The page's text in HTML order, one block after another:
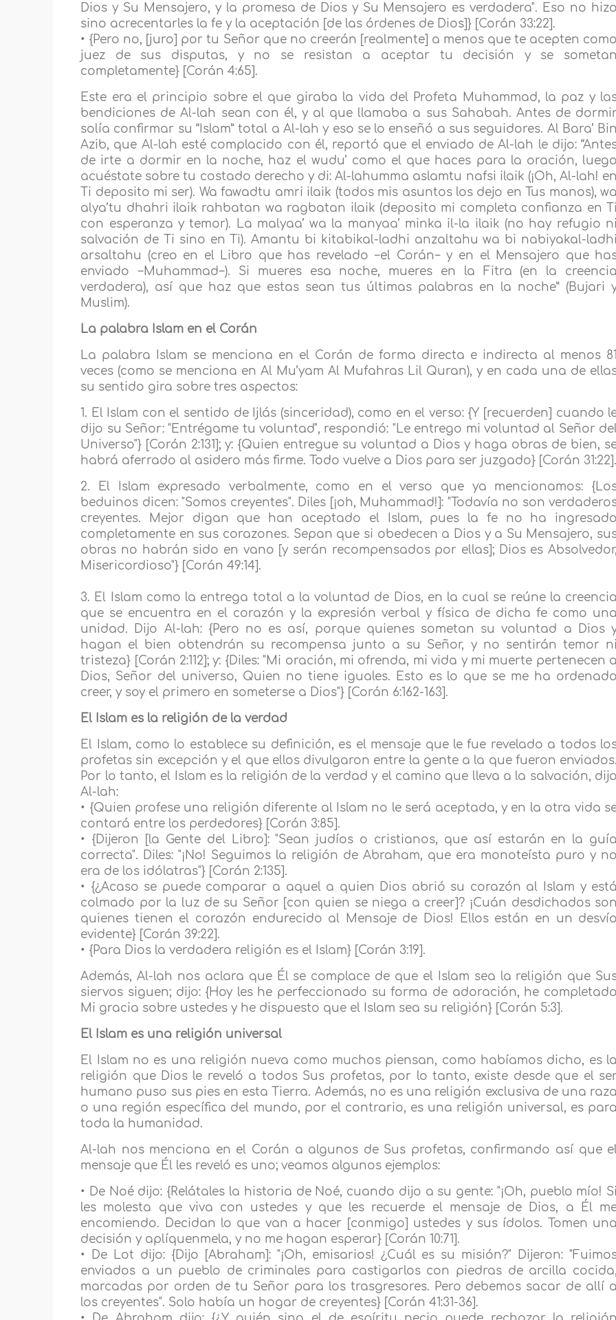
Dios y Su Mensajero, y la promesa de Dios y Su Mensajero es verdadera". Eso no hizo
sino acrecentarles la fe y la aceptación [de las órdenes de Dios]} [Corán 33:22].
• {Pero no, [juro] por tu Señor que no creerán [realmente] a menos que te acepten como
juez de sus disputas, y no se resistan a aceptar tu decisión y se sometan
completamente} [Corán 4:65].
Este era el principio sobre el que giraba la vida del Profeta Muhammad, la paz y
bendiciones de Al-lah sean con él, y al que llamaba a sus Sahabah. Antes de dormir
solía confirmar su “Islam” total a Al-lah y eso se lo enseñó a sus seguidores. Al Bara’ Bin
Azib, que Al-lah esté complacido con él, reportó que el enviado de Al-lah le dijo:
de irte a dormir en la noche, haz el wudu’ como el que haces para la oración, luego
acuéstate sobre tu costado derecho y di: Al-lahumma aslamtu nafsi ilaik (¡Oh, Al-lah! en
Ti deposito mi ser). Wa fawadtu amri ilaik (todos mis asuntos los dejo en Tus manos), wa
alya’tu dhahri ilaik rahbatan wa ragbatan ilaik (deposito mi completa confianza en Ti
con esperanza y temor). La malyaa’ wa la manyaa’ minka il-la ilaik (no hay refugio ni
salvación de Ti sino en Ti). Amantu bi kitabikal-ladhi anzaltahu wa bi nabiyakal-ladhi
arsaltahu (creo en el Libro que has revelado −el Corán− y en el Mensajero que
enviado −Muhammad−). Si mueres esa noche, mueres en la Fitra (en la creencia
verdadera), así que haz que estas sean tus últimas palabras en la noche” (Bujari
Muslim).
La palabra Islam en el Corán
La palabra Islam se menciona en el Corán de forma directa e indirecta al menos 81
veces (como se menciona en Al Mu’yam Al Mufahras Lil Quran), y en cada una de
su sentido gira sobre tres aspectos:
1. El Islam con el sentido de Ijlás (sinceridad), como en el verso: {Y [recuerden] cuando
dijo su Señor: "Entrégame tu voluntad", respondió: "Le entrego mi voluntad al Señor
Universo"} [Corán 2:131]; y: {Quien entregue su voluntad a Dios y haga obras de bien,
habrá aferrado al asidero más firme. Todo vuelve a Dios para ser juzgado} [Corán 31:22].
2. El Islam expresado verbalmente, como en el verso que ya mencionamos:
beduinos dicen: "Somos creyentes". Diles [¡oh, Muhammad!]: "Todavía no son
creyentes. Mejor digan que han aceptado el Islam, pues la fe no ha ingresado
completamente en sus corazones. Sepan que si obedecen a Dios y a Su Mensajero,
obras no habrán sido en vano [y serán recompensados por ellas]; Dios es Absolvedor,
Misericordioso"} [Corán 49:14].
3. El Islam como la entrega total a la voluntad de Dios, en la cual se reúne la creencia
que se encuentra en el corazón y la expresión verbal y física de dicha fe como una
unidad. Dijo Al-lah: {Pero no es así, porque quienes sometan su voluntad a Dios
hagan el bien obtendrán su recompensa junto a su Señor, y no sentirán temor ni
tristeza} [Corán 2:112]; y: {Diles: "Mi oración, mi ofrenda, mi vida y mi muerte pertenecen a
Dios, Señor del universo, Quien no tiene iguales. Esto es lo que se me ha ordenado
creer, y soy el primero en someterse a Dios"} [Corán 6:162-163].
El Islam es la religión de la verdad
El Islam, como lo establece su definición, es el mensaje que le fue revelado a todos
profetas sin excepción y el que ellos divulgaron entre la gente a la que fueron enviados.
Por lo tanto, el Islam es la religión de la verdad y el camino que lleva a la salvación, dijo
Al-lah:
• {Quien profese una religión diferente al Islam no le será aceptada, y en la otra vida
contará entre los perdedores} [Corán 3:85].
• {Dijeron [la Gente del Libro]: "Sean judíos o cristianos, que así estarán en la guía
correcta". Diles: "¡No! Seguimos la religión de Abraham, que era monoteísta puro y no
era de los idólatras"} [Corán 2:135].
• {¿Acaso se puede comparar a aquel a quien Dios abrió su corazón al Islam y está
colmado por la luz de su Señor [con quien se niega a creer]? ¡Cuán desdichados son
quienes tienen el corazón endurecido al Mensaje de Dios! Ellos están en un desvío
evidente} [Corán 39:22].
• {Para Dios la verdadera religión es el Islam} [Corán 3:19].
Además, Al-lah nos aclara que Él se complace de que el Islam sea la religión que
siervos siguen; dijo: {Hoy les he perfeccionado su forma de adoración, he completado
Mi gracia sobre ustedes y he dispuesto que el Islam sea su religión} [Corán 5:3].
El Islam es una religión universal
El Islam no es una religión nueva como muchos piensan, como habíamos dicho, es la
religión que Dios le reveló a todos Sus profetas, por lo tanto, existe desde que el ser
humano puso sus pies en esta Tierra. Además, no es una religión exclusiva de una raza
o una región específica del mundo, por el contrario, es una religión universal, es para
toda la humanidad.
Al-lah nos menciona en el Corán a algunos de Sus profetas, confirmando así que
mensaje que Él les reveló es uno; veamos algunos ejemplos:
• De Noé dijo: {Relátales la historia de Noé, cuando dijo a su gente: "¡Oh, pueblo mío! Si
les molesta que viva con ustedes y que les recuerde el mensaje de Dios, a Él
encomiendo. Decidan lo que van a hacer [conmigo] ustedes y sus ídolos. Tomen una
decisión y aplíquenmela, y no me hagan esperar} [Corán 10:71].
• De Lot dijo: {Dijo [Abraham]: "¡Oh, emisarios! ¿Cuál es su misión?" Dijeron:
enviados a un pueblo de criminales para castigarlos con piedras de arcilla cocida,
marcadas por orden de tu Señor para los trasgresores. Pero debemos sacar de allí a
los creyentes". Solo había un hogar de creyentes} [Corán 41:31-36].